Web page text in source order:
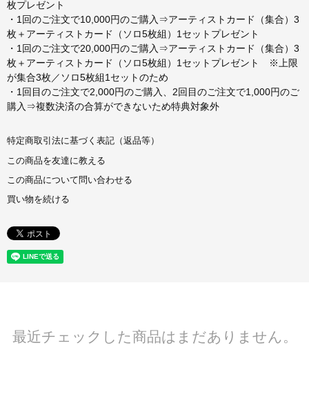
枚プレゼント
・1回のご注文で10,000円のご購入⇒アーティストカード（集合）3
枚＋アーティストカード（ソロ5枚組）1セットプレゼント
・1回のご注文で20,000円のご購入⇒アーティストカード（集合）3
枚＋アーティストカード（ソロ5枚組）1セットプレゼント ※上限
が集合3枚／ソロ5枚組1セットのため
・1回目のご注文で2,000円のご購入、2回目のご注文で1,000円のご
購入⇒複数決済の合算ができないため特典対象外
特定商取引法に基づく表記（返品等）
この商品を友達に教える
この商品について問い合わせる
買い物を続ける
最近チェックした商品はまだありません。